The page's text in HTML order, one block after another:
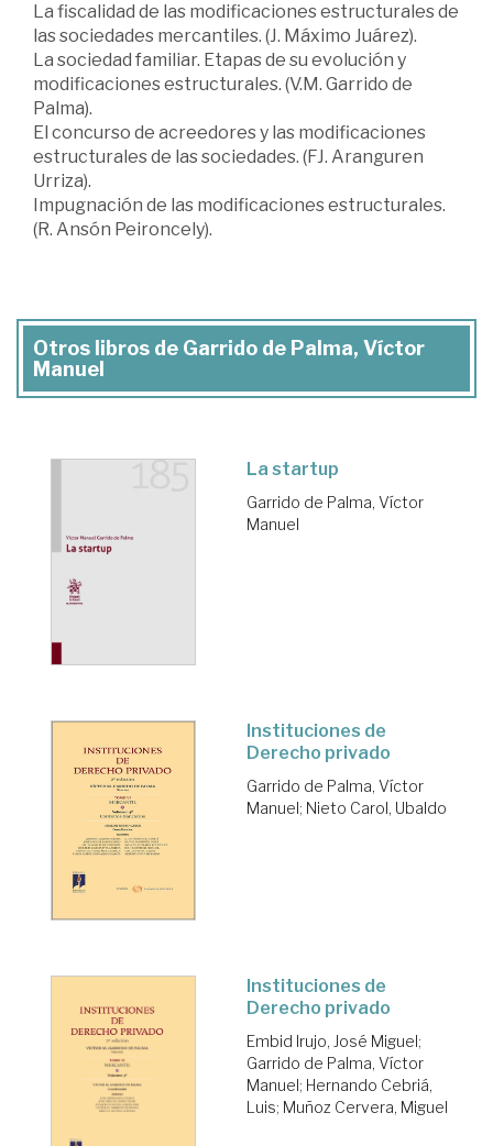
La fiscalidad de las modificaciones estructurales de
las sociedades mercantiles. (J. Máximo Juárez).
La sociedad familiar. Etapas de su evolución y
modificaciones estructurales. (V.M. Garrido de
Palma).
El concurso de acreedores y las modificaciones
estructurales de las sociedades. (FJ. Aranguren
Urriza).
Impugnación de las modificaciones estructurales.
(R. Ansón Peironcely).
Otros libros de Garrido de Palma, Víctor
Manuel
La startup
Garrido de Palma, Víctor
Manuel
Instituciones de
Derecho privado
Garrido de Palma, Víctor
Manuel; Nieto Carol, Ubaldo
Instituciones de
Derecho privado
Embid Irujo, José Miguel;
Garrido de Palma, Víctor
Manuel; Hernando Cebriá,
Luis; Muñoz Cervera, Miguel